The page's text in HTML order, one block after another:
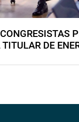
DE